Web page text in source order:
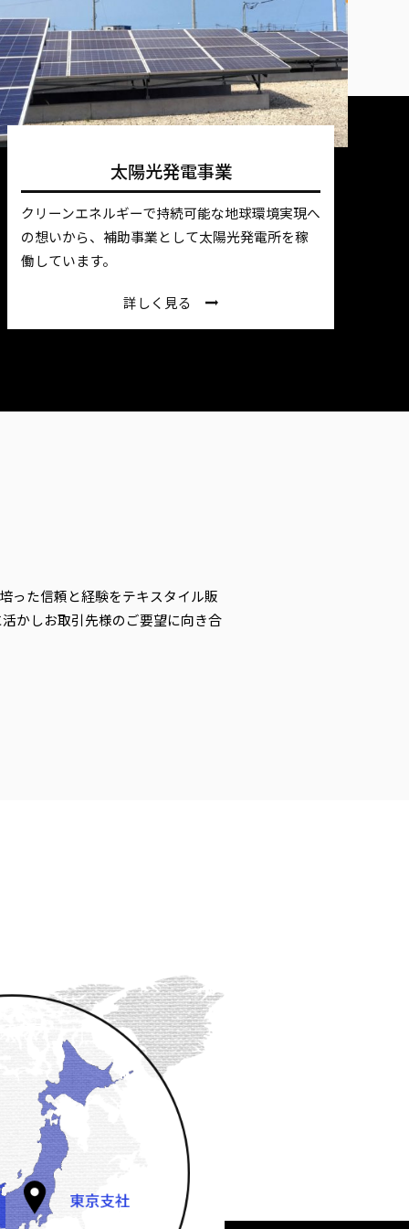
太陽光発電事業
クリーンエネルギーで持続可能な地球環境実現へ
の想いから、補助事業として太陽光発電所を稼
働しています。
詳しく見る
た信頼と経験をテキスタイル販
かしお取引先様のご要望に向き合